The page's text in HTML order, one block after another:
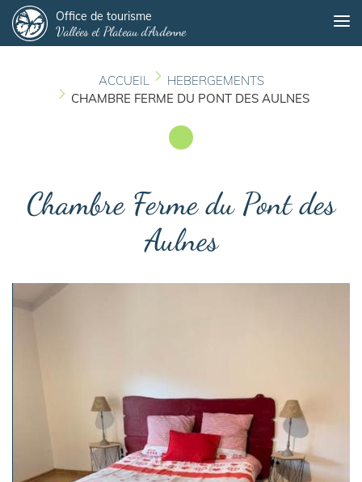
au
contenu
Office de tourisme
Vallées et Plateau d'Ardenne
ACCUEIL
HEBERGEMENTS
CHAMBRE FERME DU PONT DES AULNES
Chambre Ferme du Pont des
Aulnes
Panneau de gestion des cookies